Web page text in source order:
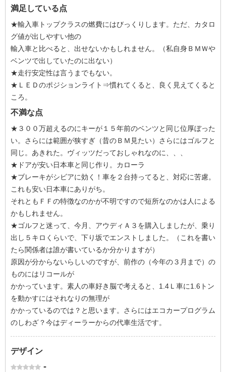
満足している点
★輸入車トップクラスの燃費にはびっくりします。ただ、カタロ
グ値が出しやすい他の
輸入車と比べると、出せないかもしれません。（私自身ＢＭＷや
ベンツで出していたのに出ない）
★走行安定性は言うまでもない。
★ＬＥＤのポジションライト⇒慣れてくると、良く見えてくると
ころ。
不満な点
★３００万超えるのにキーが１５年前のベンツと同じ位厚ぼった
い。さらには範囲が狭すぎ（昔のＢＭ見たい）さらにはゴルフと
同じ。あきれた。ヴィッツだっておしゃれなのに、、、
★ドアが安い日本車と同じ作り。カローラ
★ブレーキがシビアに効く！車を２台持ってると、対応に苦慮。
これも安い日本車にありがち。
それともＦＦの特徴なのかが不明ですので短所なのかは人による
かもしれません。
★ゴルフと迷って、今月、アウディＡ３を購入しましたが、乗り
出し５キロくらいで、下り坂でエンストしました。（これを書い
たら関係者は誰が書いているか分かりますが）
原因が分からないらしいのですが、前作の（今年の３月まで）の
ものにはリコールが
かかっています。素人の車好き脳で考えると、1.4Ｌ車に1.6トン
を動かすにはそれなりの無理が
かかっているのでは？と思います。さらにはエコカープログラム
のしわざ？今はディーラーからの代車生活です。
デザイン
-